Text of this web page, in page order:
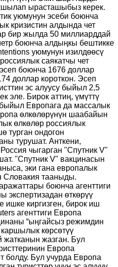
ырасташыбыз керек.
уюмунун эсеби боюнча
кризистин алдында чет
бир жылда 50 миллиарддай
боюнча алдыңкы бештикке
уюмунун изилдөөсү
саякатчы чет
боюнча 1676 доллар
доллар короткон. Эсеп
эс алуусу быйыл 2,5
эле. Бирок аттиң, үмүттү
Европага да массалык
өлкөлөрүнүн шаабайын
өлкөлөр россиялык
турган ондогон
турушат. Анткени,
чыгарган "Спутник V"
"Спутник V" вакцинасын
эки гана европалык
Словакия тааныды.
боюнча агенттиги
экспертизадан өткөрүү
ишке киргизген, бирок иш
агенттиги Европа
“ыңгайсыз режимдин
каршылык көрсөтүү
жатканын жазган. Бул
Европа
болду. Бул учурда Европа